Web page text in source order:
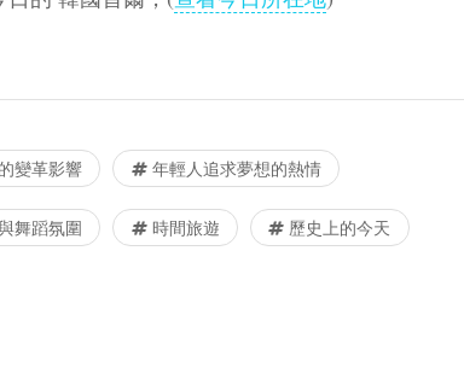
變革影響 年輕人追求夢想的熱情
舞蹈氛圍 時間旅遊 歷史上的今天